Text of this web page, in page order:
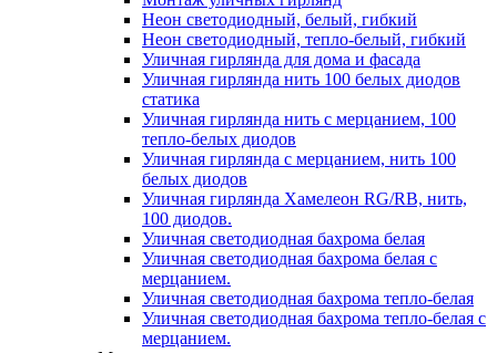
Неон светодиодный, белый, гибкий
Неон светодиодный, тепло-белый, гибкий
Уличная гирлянда для дома и фасада
Уличная гирлянда нить 100 белых диодов
статика
Уличная гирлянда нить с мерцанием, 100
тепло-белых диодов
Уличная гирлянда с мерцанием, нить 100
белых диодов
Уличная гирлянда Хамелеон RG/RB, нить,
100 диодов.
Уличная светодиодная бахрома белая
Уличная светодиодная бахрома белая с
мерцанием.
Уличная светодиодная бахрома тепло-белая
Уличная светодиодная бахрома тепло-белая с
мерцанием.